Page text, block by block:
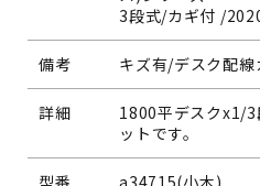
3段式/カギ付 /
備考 キズ有/デスク配線
詳細
1800平デスクx1/3
ットです。
型番 a34715(小木)